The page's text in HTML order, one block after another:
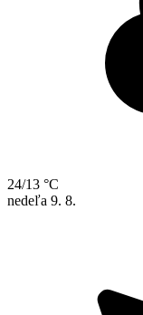
24/13 °C
nedeľa 9. 8.